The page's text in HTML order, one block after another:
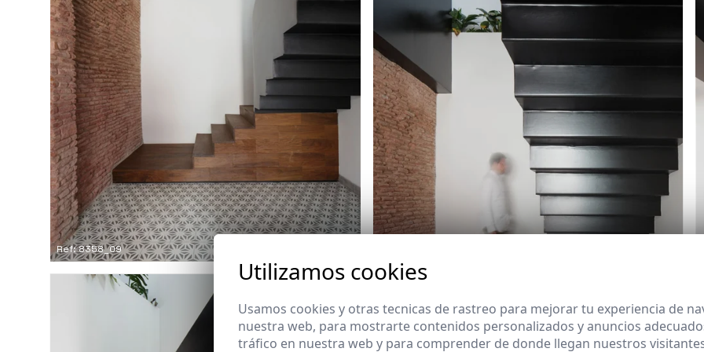
Ref: 8358_09
Utilizamos cookies
Usamos cookies y otras tecnicas de rastreo para mejorar tu experiencia de
nuestra web, para mostrarte contenidos personalizados y anuncios
tráfico en nuestra web y para comprender de donde llegan nuestros